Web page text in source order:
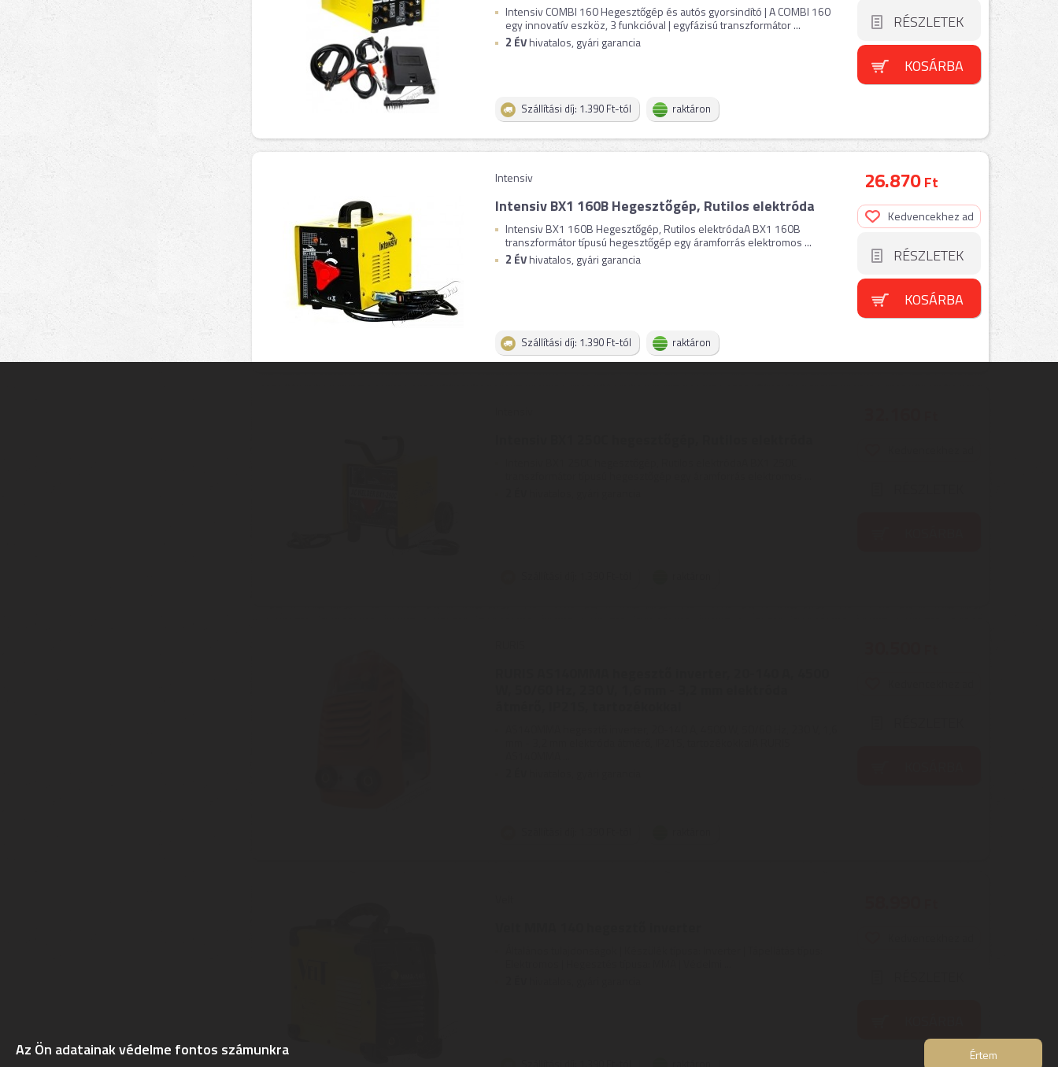
Intensiv COMBI 160 Hegesztőgép és autós gyorsindító | A COMBI 160
egy innovatív eszköz, 3 funkcióval | egyfázisú transzformátor ...
2 ÉVhivatalos, gyári garancia
Szállítási díj: 1.390 Ft-tól raktáron
RÉSZLETEK
KOSÁRBA
Intensiv
Intensiv BX1 160B Hegesztőgép, Rutilos elektróda
Intensiv BX1 160B Hegesztőgép, Rutilos elektródaA BX1 160B
transzformátor típusú hegesztőgép egy áramforrás elektromos ...
2 ÉVhivatalos, gyári garancia
Szállítási díj: 1.390 Ft-tól raktáron
26.870Ft
Kedvencekhez ad
RÉSZLETEK
KOSÁRBA
Az Ön adatainak védelme fontos számunkra
Értem